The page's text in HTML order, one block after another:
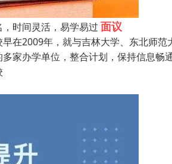
时间灵活，易学易过 面议
在2009年，就与吉林大学、东北师
家办学单位，整合计划，保持信息